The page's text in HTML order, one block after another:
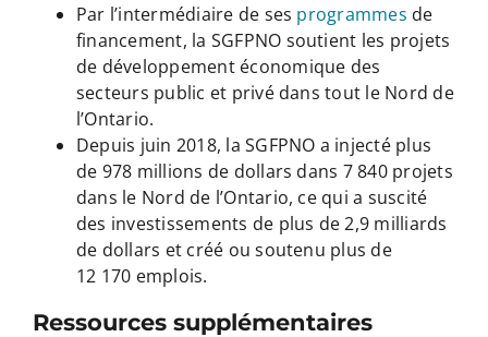
Par l’intermédiaire de ses programmes de
financement, la SGFPNO soutient les projets
de développement économique des
secteurs public et privé dans tout le Nord de
l’Ontario.
Depuis juin 2018, la SGFPNO a injecté plus
de 978 millions de dollars dans 7 840 projets
dans le Nord de l’Ontario, ce qui a suscité
des investissements de plus de 2,9 milliards
de dollars et créé ou soutenu plus de
12 170 emplois.
Ressources supplémentaires